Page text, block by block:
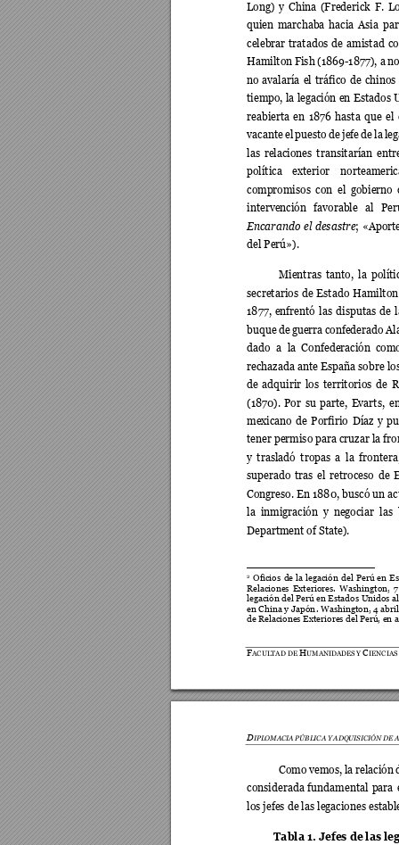
FACULTAD DE HUMANIDADES Y C
Long) y China (Frederick F.
quien marchaba hacia Asia
celebrar tratados de amistad
Hamilton Fish (1869-1877), a
no avalaría el tráfico de chinos
tiempo, la legación en Estados
reabierta en 1876 hasta que el
vacante el puesto de jefe de la
las relaciones transitarían
política
exterior
compromisos con el gobierno
intervención
favorable al
Encarando el desastre;
del Perú»).
Mientras tanto, la
secretarios de Estado
1877, enfrentó las disputas de l
buque de guerra confederado
dado a la Confederación
rechazada ante España sobre
de adquirir los territorios de
(1870). Por su parte, Evarts,
mexicano de Porfirio Díaz y pu
tener permiso para cruzar la
y trasladó tropas a la
superado tras el retroceso de
Congreso. En 1880, buscó un
la inmigración y negociar las
Department of State).
2 Oficios de la legación del Perú en
Relaciones Exteriores. Washington,
legación del Perú en Estados Unidos
en China y Japón. Washington, 4 ab
de Relaciones Exteriores del Perú, en
DIPLOMACIA PÚBLICA Y ADQUISICIÓN DE
Como vemos, la relación
considerada fundamental para
los jefes de las legaciones
Tabla 1. Jefes de las